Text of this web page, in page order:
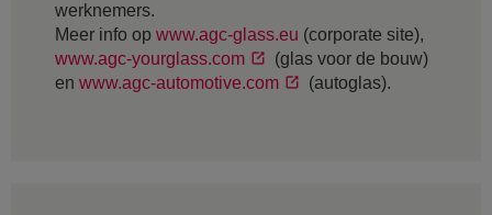
werknemers.
Meer info op www.agc-glass.eu (corporate site),
www.agc-yourglass.com
(glas voor de bouw)
en www.agc-automotive.com (autoglas).